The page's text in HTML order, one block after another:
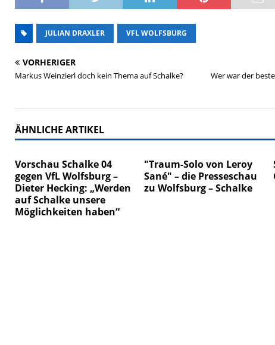
JULIAN DRAXLER VFL WOLFSBURG
VORHERIGER
Markus Weinzierl doch kein Thema auf Schalke?
Wer war der
ÄHNLICHE ARTIKEL
Vorschau Schalke 04
gegen VfL Wolfsburg –
Dieter Hecking: „Werden
auf Schalke unsere
Möglichkeiten haben“
"Traum-Solo von Leroy
Sané" – die Presseschau
zu Wolfsburg – Schalke